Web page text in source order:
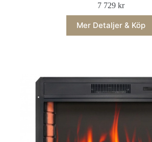
7 729 kr
Mer Detaljer & Köp